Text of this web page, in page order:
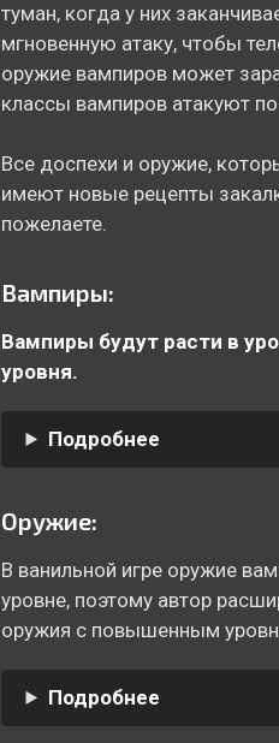
туман, когда у них
мгновенную атаку, чтобы
оружие вампиров может
классы вампиров атакуют
Все доспехи и оружие,
имеют новые рецепты
пожелаете.
Вампиры:
Вампиры будут расти в
уровня.
Подробнее
Оружие:
В ванильной игре оружие
уровне, поэтому автор
оружия с повышенным
Подробнее